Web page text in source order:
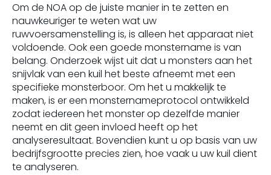
Om de NOA op de juiste manier in te zetten en
nauwkeuriger te weten wat uw
ruwvoersamenstelling is, is alleen het apparaat niet
voldoende. Ook een goede monstername is van
belang. Onderzoek wijst uit dat u monsters aan het
snijvlak van een kuil het beste afneemt met een
specifieke monsterboor. Om het u makkelijk te
maken, is er een monsternameprotocol ontwikkeld
zodat iedereen het monster op dezelfde manier
neemt en dit geen invloed heeft op het
analyseresultaat. Bovendien kunt u op basis van uw
bedrijfsgrootte precies zien, hoe vaak u uw kuil dient
te analyseren.